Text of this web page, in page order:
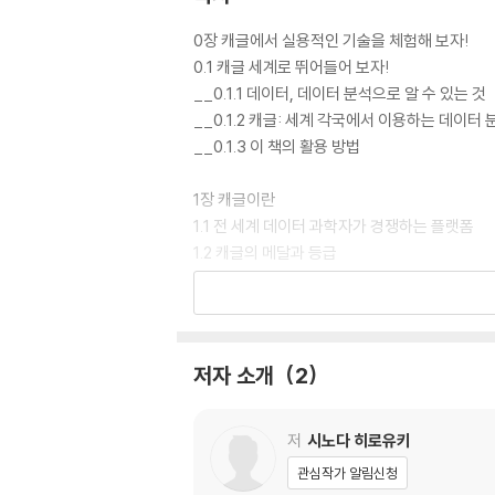
0장 캐글에서 실용적인 기술을 체험해 보자!
0.1 캐글 세계로 뛰어들어 보자!
__0.1.1 데이터, 데이터 분석으로 알 수 있는 것
__0.1.2 캐글: 세계 각국에서 이용하는 데이터
__0.1.3 이 책의 활용 방법
1장 캐글이란
1.1 전 세계 데이터 과학자가 경쟁하는 플랫폼
1.2 캐글의 메달과 등급
1.3 캐글 경진대회 참여 흐름
2장 데이터 분석 절차, 데이터 분석 환경 구축
2.2 데이터 분석 환경
__2.2.1 파이썬을 이용한 데이터 분석 환경
저자 소개 2
저 시노다 히로유키
관심작가 알림신청